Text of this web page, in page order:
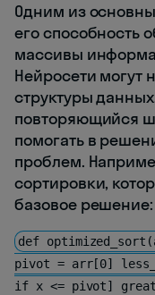
Одним из
его способность
массивы
Нейросети могут
структуры
повторяющийся
помогать в
проблем.
сортировки,
базовое решение:
def
pivot = arr[0]
if x <= pivot]